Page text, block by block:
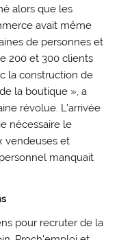
alors que les
avait même
de personnes et
200 et 300 clients
la construction de
la boutique », a
révolue. L’arrivée
nécessaire le
vendeuses et
manquait
pour recruter de la